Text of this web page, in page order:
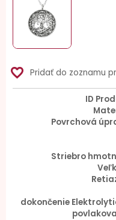
favorite_border Pridať do zoznamu
ID
Povrchová
Striebro
dokončenie